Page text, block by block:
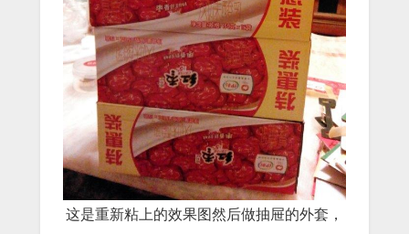
这是重新粘上的效果图然后做抽屉的外套，